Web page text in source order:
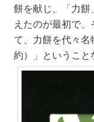
餅を献じ、「力
えたのが最初で
て、力餅を代々
約）」ということ